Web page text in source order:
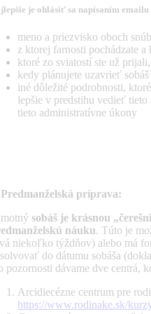
je ohlásiť sa napísaním
meno a priezvisko oboch
z ktorej farnosti pochádzate a
ktoré zo sviatostí ste už
kedy plánujete uzavrieť
iné dôležité podrobnosti,
lepšie v predstihu vedieť
tieto administratívne úkony
Predmanželská príprava:
sobáš je krásnou
náuku. Túto je
niekoľko týždňov) alebo má
do dátumu sobáša
pozornosti dávame dve centrá,
Arcidiecézne centrum pre
https://www.rodinake.sk/